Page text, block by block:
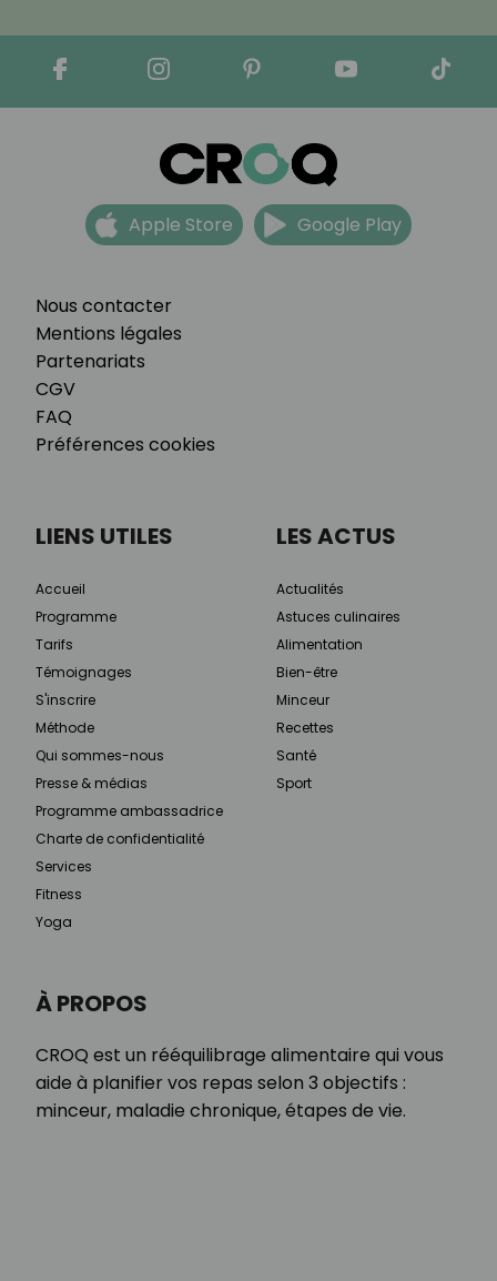
Nous contacter
Mentions légales
Partenariats
CGV
FAQ
Préférences cookies
Apple Store Google Play
À PROPOS
CROQ est un rééquilibrage alimentaire qui vous
aide à planifier vos repas selon 3 objectifs :
minceur, maladie chronique, étapes de vie.
LIENS UTILES
Accueil
Programme
Tarifs
Témoignages
S'inscrire
Méthode
Qui sommes-nous
Presse & médias
Programme ambassadrice
Charte de confidentialité
Services
Fitness
Yoga
LES ACTUS
Actualités
Astuces culinaires
Alimentation
Bien-être
Minceur
Recettes
Santé
Sport